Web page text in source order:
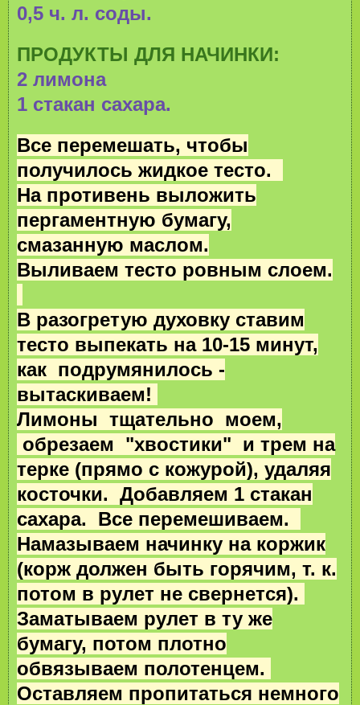
0,5 ч. л. соды.
ПРОДУКТЫ ДЛЯ НАЧИНКИ:
2 лимона
1 стакан сахара.
Все перемешать, чтобы
получилось жидкое тесто.
На противень выложить
пергаментную бумагу,
смазанную маслом.
Выливаем тесто ровным слоем.
В разогретую духовку ставим
тесто выпекать на 10-15 минут,
как подрумянилось -
вытаскиваем!
Лимоны тщательно моем,
обрезаем "хвостики" и трем на
терке (прямо с кожурой), удаляя
косточки. Добавляем 1 стакан
сахара. Все перемешиваем.
Намазываем начинку на коржик
(корж должен быть горячим, т. к.
потом в рулет не свернется).
Заматываем рулет в ту же
бумагу, потом плотно
обвязываем полотенцем.
Оставляем пропитаться немного